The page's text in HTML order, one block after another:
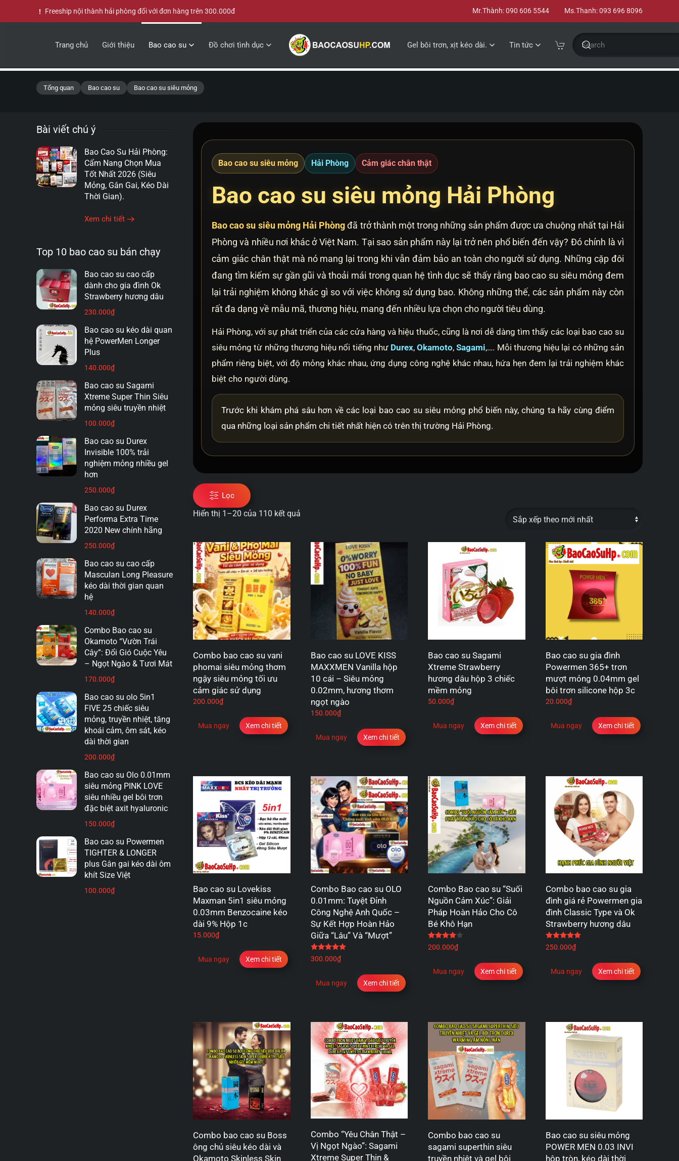
Freeship nội thành hải phòng đối với đơn hàng trên 300.000đ Mr.Thành: 090 606 5544 Ms.Thanh: 093 696 8096
Trang chủ Giới thiệu Bao cao su Đồ chơi tình dục Gel bôi trơn, xịt kéo dài. Tin tức
Tổng quan Bao cao su Bao cao su siêu mỏng
Bao cao su siêu mỏng Hải Phòng Cảm giác chân thật
Bao cao su siêu mỏng Hải Phòng
Bao cao su siêu mỏng Hải Phòng đã trở thành một trong những sản phẩm được ưa chuộng nhất tại Hải
Phòng và nhiều nơi khác ở Việt Nam. Tại sao sản phẩm này lại trở nên phổ biến đến vậy? Đó chính là vì
cảm giác chân thật mà nó mang lại trong khi vẫn đảm bảo an toàn cho người sử dụng. Những cặp đôi
đang tìm kiếm sự gần gũi và thoải mái trong quan hệ tình dục sẽ thấy rằng bao cao su siêu mỏng đem
lại trải nghiệm không khác gì so với việc không sử dụng bao. Không những thế, các sản phẩm này còn
rất đa dạng về mẫu mã, thương hiệu, mang đến nhiều lựa chọn cho người tiêu dùng.
Hải Phòng, với sự phát triển của các cửa hàng và hiệu thuốc, cũng là nơi dễ dàng tìm thấy các loại bao cao su
siêu mỏng từ những thương hiệu nổi tiếng như Durex,Okamoto,Sagami,…. Mỗi thương hiệu lại có những sản
phẩm riêng biệt, với độ mỏng khác nhau, ứng dụng công nghệ khác nhau, hứa hẹn đem lại trải nghiệm khác
biệt cho người dùng.
Trước khi khám phá sâu hơn về các loại bao cao su siêu mỏng phổ biến này, chúng ta hãy cùng điểm
qua những loại sản phẩm chi tiết nhất hiện có trên thị trường Hải Phòng.
Lọc
Hiển thị 1–20 của 110 kết quả
Combo bao cao su vani
phomai siêu mỏng thơm
ngậy siêu mỏng tối ưu
cảm giác sử dụng
200.000₫
Mua ngay Xem chi tiết
Bao cao su LOVE KISS
MAXXMEN Vanilla hộp
10 cái – Siêu mỏng
0.02mm, hương thơm
ngọt ngào
150.000₫
Mua ngay Xem chi tiết
Bao cao su Sagami
Xtreme Strawberry
hương dâu hộp 3 chiếc
mềm mỏng
50.000₫
Mua ngay Xem chi tiết
Bao cao su gia đình
Powermen 365+ trơn
mượt mỏng 0.04mm gel
bôi trơn silicone hộp 3c
20.000₫
Mua ngay Xem chi tiết
Bao cao su Lovekiss
Maxman 5in1 siêu mỏng
0.03mm Benzocaine kéo
dài 9% Hộp 1c
15.000₫
Mua ngay Xem chi tiết
Combo Bao cao su OLO
0.01mm: Tuyệt Đỉnh
Công Nghệ Anh Quốc –
Sự Kết Hợp Hoàn Hảo
Giữa “Lâu” Và “Mượt”
Được xếp hạng 5 sao
300.000₫
Mua ngay Xem chi tiết
Combo Bao cao su “Suối
Nguồn Cảm Xúc”: Giải
Pháp Hoàn Hảo Cho Cô
Bé Khô Hạn
5 sao
200.000₫
Mua ngay Xem chi tiết
Combo bao cao su gia
đình giá rẻ Powermen gia
đình Classic Type và Ok
Strawberry hương dâu
Được xếp hạng
250.000₫
Mua ngay Xem chi tiết
Combo bao cao su Boss
ông chủ siêu kéo dài và
Okamoto Skinless Skin
Combo “Yêu Chân Thật –
Vị Ngọt Ngào”: Sagami
Xtreme Super Thin &
Combo bao cao su
sagami superthin siêu
truyền nhiệt và gel bôi
Bao cao su siêu mỏng
POWER MEN 0.03 INVI
hộp tròn, kéo dài thời
Bài viết chú ý
Bao Cao Su Hải Phòng:
Cẩm Nang Chọn Mua
Tốt Nhất 2026 (Siêu
Mỏng, Gân Gai, Kéo Dài
Thời Gian).
Xem chi tiết
Top 10 bao cao su bán chạy
Bao cao su cao cấp
dành cho gia đình Ok
Strawberry hương dâu
230.000₫
Bao cao su kéo dài quan
hệ PowerMen Longer
Plus
140.000₫
Bao cao su Sagami
Xtreme Super Thin Siêu
mỏng siêu truyền nhiệt
100.000₫
Bao cao su Durex
Invisible 100% trải
nghiệm mỏng nhiều gel
hơn
250.000₫
Bao cao su Durex
Performa Extra Time
2020 New chính hãng
250.000₫
Bao cao su cao cấp
Masculan Long Pleasure
kéo dài thời gian quan
hệ
140.000₫
Combo Bao cao su
Okamoto “Vườn Trái
Cây”: Đổi Gió Cuộc Yêu
– Ngọt Ngào & Tươi Mát
170.000₫
Bao cao su olo 5in1
FIVE 25 chiếc siêu
mỏng, truyền nhiệt, tăng
khoái cảm, ôm sát, kéo
dài thời gian
200.000₫
Bao cao su Olo 0.01mm
siêu mỏng PINK LOVE
siêu nhiều gel bôi trơn
đặc biệt axit hyaluronic
150.000₫
Bao cao su Powermen
TIGHTER & LONGER
plus Gân gai kéo dài ôm
khít Size Việt
100.000₫